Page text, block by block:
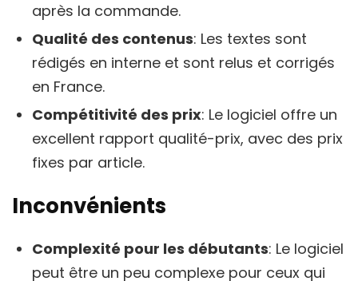
après la commande.
Qualité des contenus: Les textes sont
rédigés en interne et sont relus et corrigés
en France.
Compétitivité des prix: Le logiciel offre un
excellent rapport qualité-prix, avec des prix
fixes par article.
Inconvénients
Complexité pour les débutants: Le logiciel
peut être un peu complexe pour ceux qui